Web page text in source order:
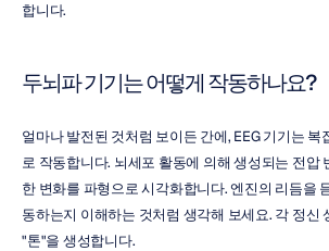
합니다.
두뇌파 기기는 어떻게 작동하나요?
얼마나 발전된 것처럼 보이든 간에, EEG 기기는 복
로 작동합니다. 뇌세포 활동에 의해 생성되는 전압
한 변화를 파형으로 시각화합니다. 엔진의 리듬을
동하는지 이해하는 것처럼 생각해 보세요. 각 정신
"톤"을 생성합니다.